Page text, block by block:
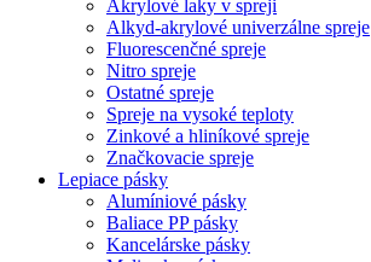
Akrylové laky v spreji
Alkyd-akrylové univerzálne spreje
Fluorescenčné spreje
Nitro spreje
Ostatné spreje
Spreje na vysoké teploty
Zinkové a hliníkové spreje
Značkovacie spreje
Lepiace pásky
Alumíniové pásky
Baliace PP pásky
Kancelárske pásky